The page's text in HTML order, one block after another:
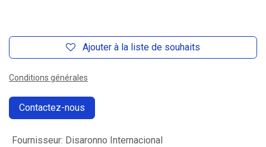
Ajouter à la liste de souhaits
Conditions générales
Contactez-nous
Fournisseur: Disaronno Internacional